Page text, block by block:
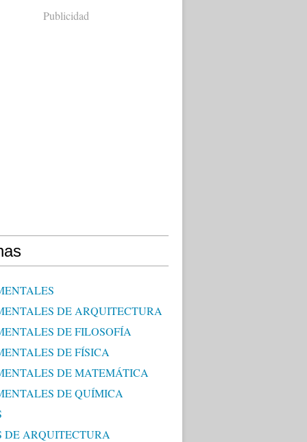
Publicidad
DE ARQUITECTURA
DE FILOSOFÍA
DE FÍSICA
DE MATEMÁTICA
DE QUÍMICA
DE ARQUITECTURA